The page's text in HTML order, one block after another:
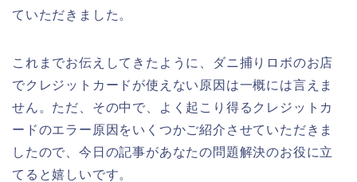
ていただきました。
これまでお伝えしてきたように、ダニ捕りロボのお店
でクレジットカードが使えない原因は一概には言えま
せん。ただ、その中で、よく起こり得るクレジットカ
ードのエラー原因をいくつかご紹介させていただきま
したので、今日の記事があなたの問題解決のお役に立
てると嬉しいです。